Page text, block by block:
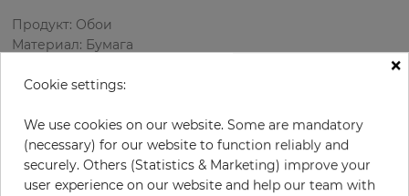
Продукт: Обои
Материал: Бумага
Дизайн: Вензель
Раппорт вертикальный: 64 см
Цвет: Кремовый
Цвет узора: Чёрный
×
Cookie settings:
We use cookies on our website. Some are mandatory
(necessary) for our website to function reliably and
securely. Others (Statistics & Marketing) improve your
user experience on our website and help our team with